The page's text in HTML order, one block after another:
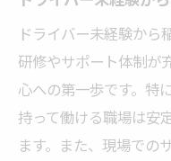
ドライバー未経験から
研修やサポート体制が
心への第一歩です。特
持って働ける職場は安
ます。また、現場での